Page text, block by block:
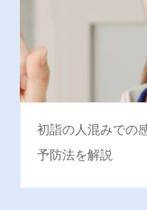
初詣の人混みでの
予防法を解説